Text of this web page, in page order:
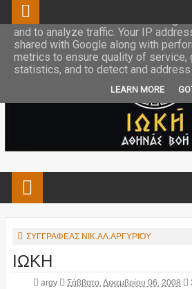
ΣΥΓΓΡΑΦΕΑΣ ΝΙΚ.ΑΛ.ΑΡΓΥΡΙΟΥ
ΙΩΚΗ
argy Σάββατο, Δεκεμβρίου 06, 2008
This site uses cookies from Google
and to analyze traffic. Your IP
shared with Google along with
metrics to ensure quality of service,
statistics, and to detect and address
LEARN MORE